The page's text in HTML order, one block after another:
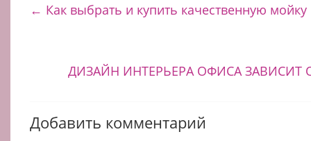
← Как выбрать и купить качественную
ДИЗАЙН ИНТЕРЬЕРА ОФИСА
Добавить комментарий